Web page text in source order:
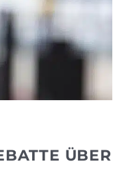
ÜBER